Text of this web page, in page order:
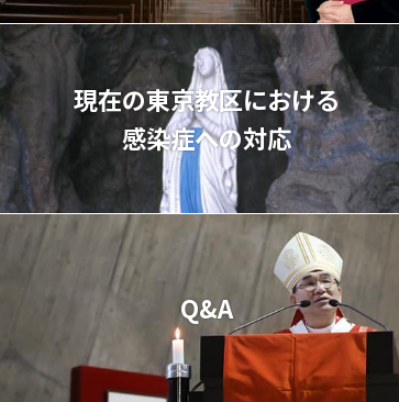
現在の東京教区における
感染症への対応
Q&A